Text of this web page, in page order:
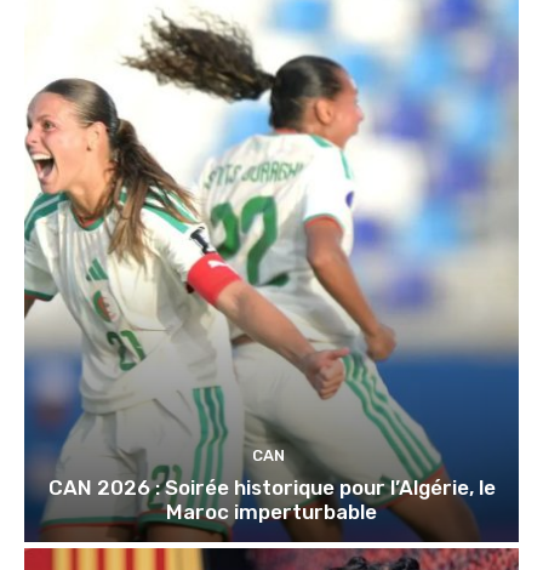
CAN
CAN 2026 : Soirée historique pour l’Algérie, le
Maroc imperturbable